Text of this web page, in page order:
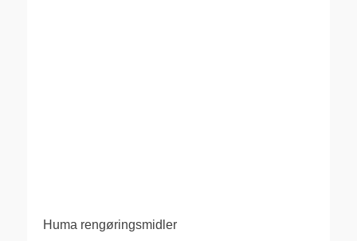
Huma rengøringsmidler